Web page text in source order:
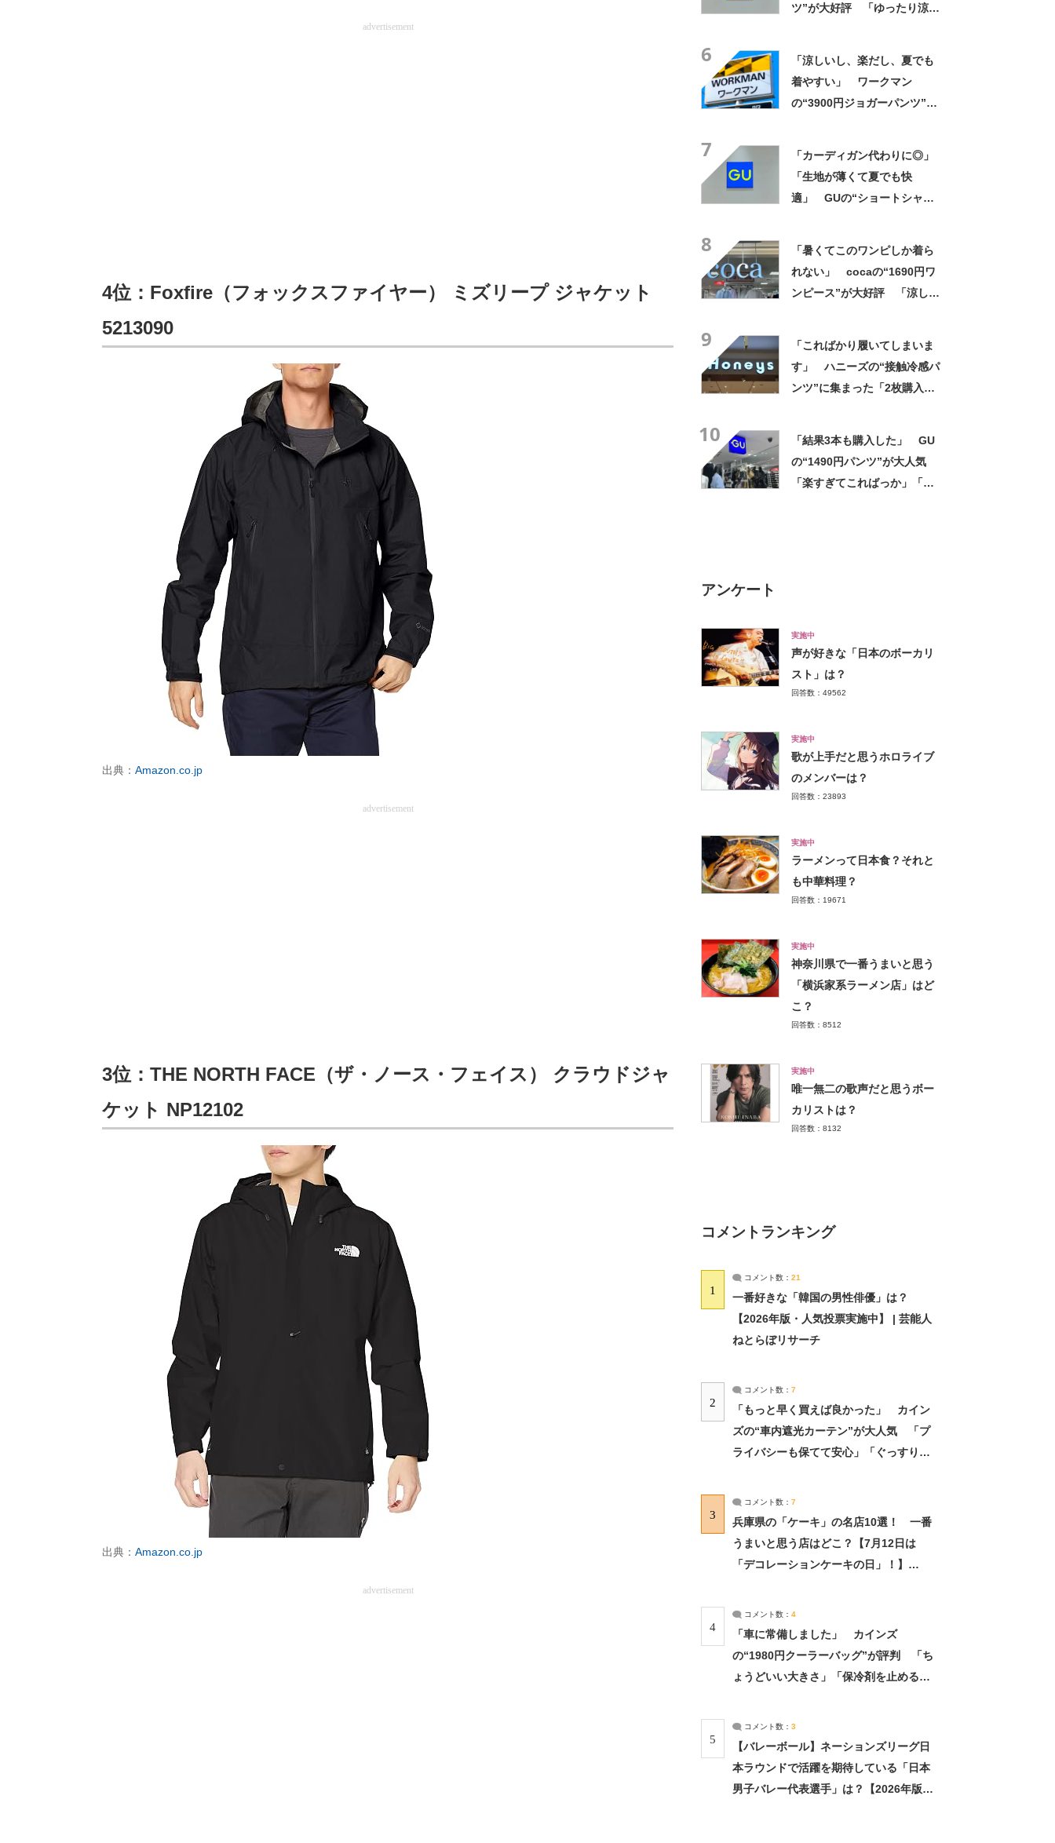
advertisement
4位：Foxfire（フォックスファイヤー） ミズリープ ジャケット
5213090
出典： Amazon.co.jp
advertisement
3位：THE NORTH FACE（ザ・ノース・フェイス） クラウドジャ
ケット NP12102
出典： Amazon.co.jp
advertisement
ツ”が大好評 「ゆったり涼し
6
「涼しいし、楽だし、夏でも
着やすい」 ワークマン
の“3900円ジョガーパンツ”が
7
「カーディガン代わりに◎」
「生地が薄くて夏でも快
適」 GUの“ショートシャ
8
「暑くてこのワンピしか着ら
れない」 cocaの“1690円ワ
ンピース”が大好評 「涼しく
9
「こればかり履いてしまいま
す」 ハニーズの“接触冷感パ
ンツ”に集まった「2枚購入し
10
「結果3本も購入した」 GU
の“1490円パンツ”が大人気
「楽すぎてこればっか」「洗
アンケート
実施中
声が好きな「日本のボーカリ
スト」は？
回答数：49562
実施中
歌が上手だと思うホロライブ
のメンバーは？
回答数：23893
実施中
ラーメンって日本食？それと
も中華料理？
回答数：19671
実施中
神奈川県で一番うまいと思う
「横浜家系ラーメン店」はど
こ？
回答数：8512
実施中
唯一無二の歌声だと思うボー
カリストは？
回答数：8132
コメントランキング
1
コメント数： 21
一番好きな「韓国の男性俳優」は？
【2026年版・人気投票実施中】 | 芸能人
ねとらぼリサーチ
2
コメント数： 7
「もっと早く買えば良かった」 カイン
ズの“車内遮光カーテン”が大人気 「プ
ライバシーも保てて安心」「ぐっすり眠
3
コメント数： 7
兵庫県の「ケーキ」の名店10選！ 一番
うまいと思う店はどこ？【7月12日は
「デコレーションケーキの日」！】
4
コメント数： 4
「車に常備しました」 カインズ
の“1980円クーラーバッグ”が評判 「ち
ょうどいい大きさ」「保冷剤を止めるベ
5
コメント数： 3
【バレーボール】ネーションズリーグ日
本ラウンドで活躍を期待している「日本
男子バレー代表選手」は？【2026年版・